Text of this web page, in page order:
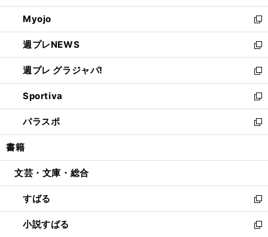
開
く
ウ
で
開
く
ン
ド
ウ
で
開
く
ウ
ィ
ン
ド
ウ
で
開
く
Myojo
新
し
い
ウ
ィ
ン
ド
ウ
で
開
週プレNEWS
新
し
い
ウ
ィ
ン
ド
ウ
開
週プレ グラジャパ!
新
し
い
ウ
ィ
ン
ウ
開
く
Sportiva
新
し
い
ウ
ン
ウ
で
開
く
パラスポ
新
し
ウ
ン
ド
ウ
で
書籍
文芸・文庫・総合
すばる
新
し
い
小説すばる
新